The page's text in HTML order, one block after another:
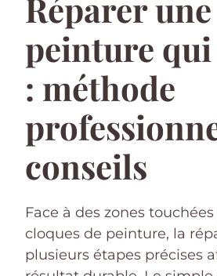
Réparer une
peinture
: méthode
conseils
Face à des zones
cloques de peinture, la
plusieurs étapes précises